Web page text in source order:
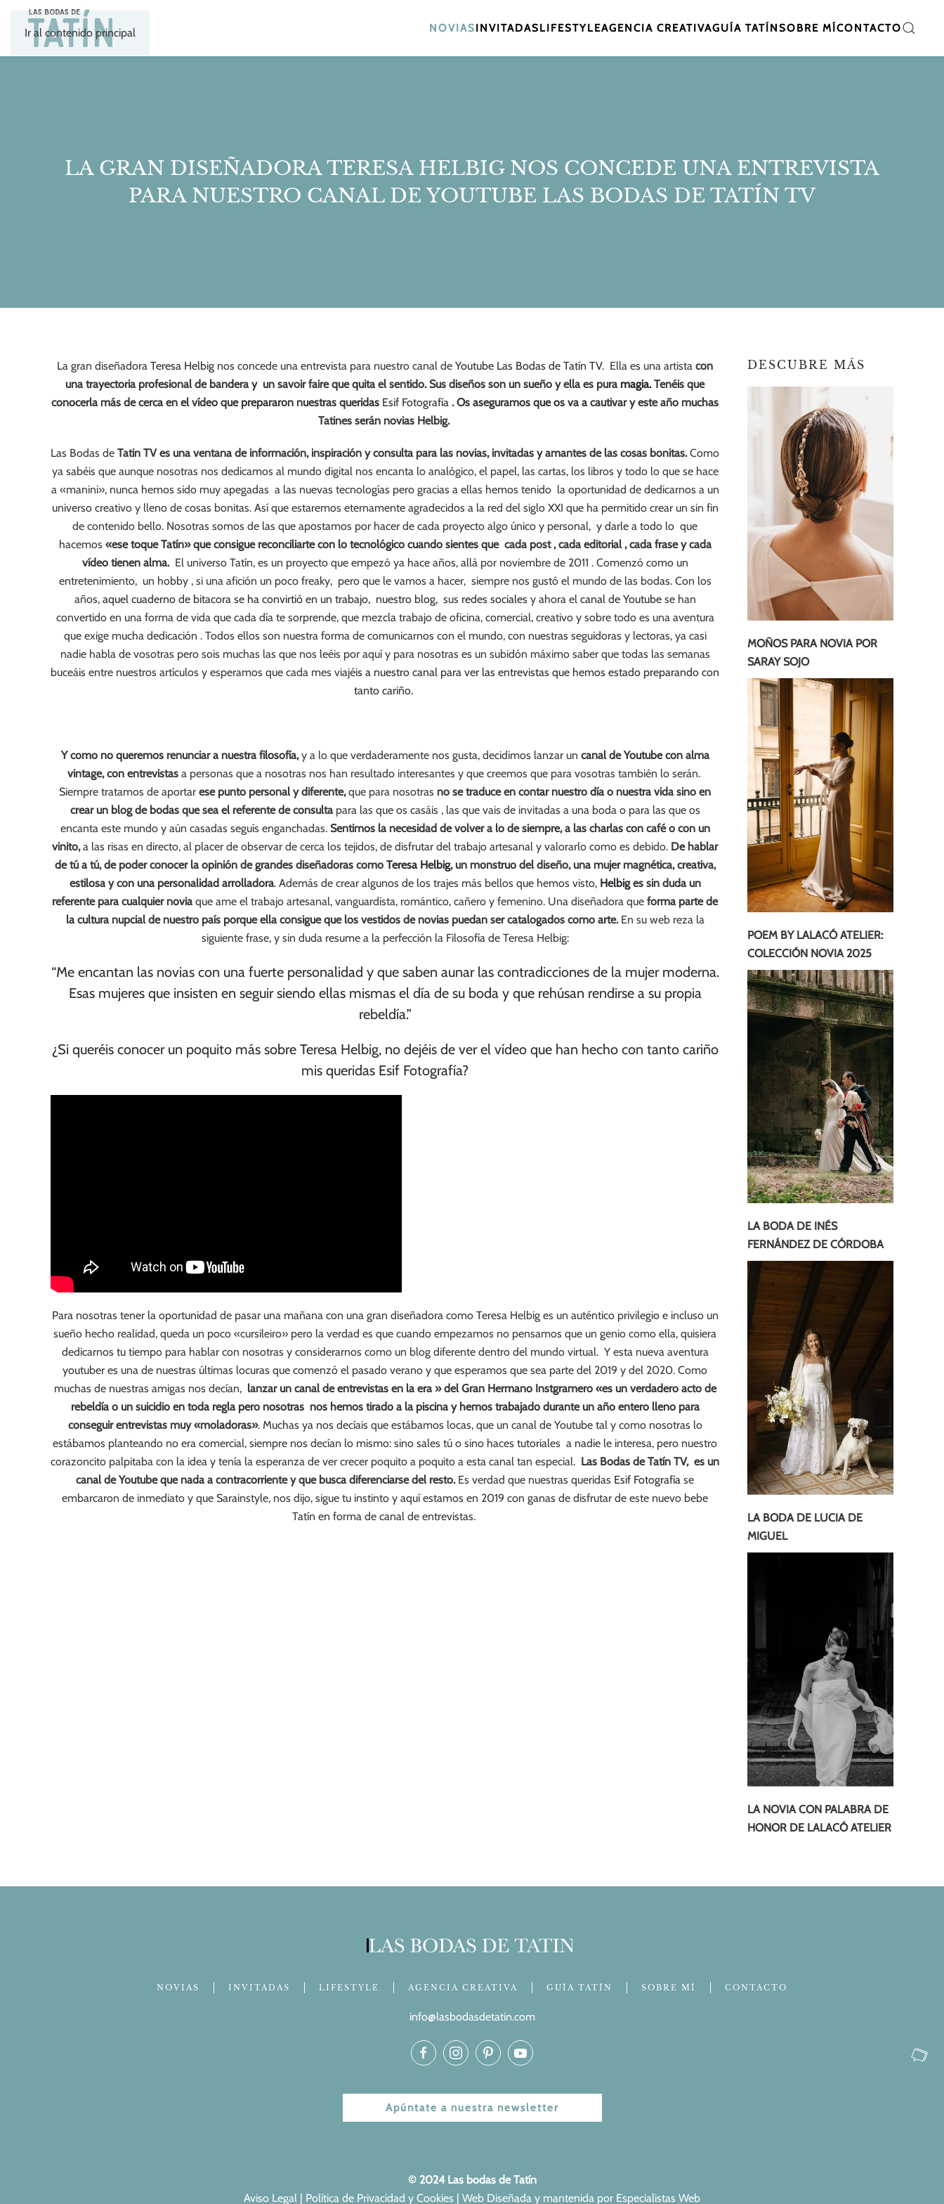
Ir al contenido principal NOVIASINVITADASLIFESTYLEAGENCIA CREATIVAGUÍA TATÍNSOBRE MÍCONTACTO
LA GRAN DISEÑADORA TERESA HELBIG NOS CONCEDE UNA ENTREVISTA
PARA NUESTRO CANAL DE YOUTUBE LAS BODAS DE TATÍN TV
La gran diseñadora Teresa Helbig nos concede una entrevista para nuestro canal de Youtube Las Bodas de Tatín TV. Ella es una artista con
una trayectoria profesional de bandera y un savoir faire que quita el sentido. Sus diseños son un sueño y ella es pura magia.Tenéis que
conocerla más de cerca en el vídeo que prepararon nuestras queridas Esif Fotografía . Os aseguramos que os va a cautivary este año muchas
Tatines serán novias Helbig.
Las Bodas de Tatin TV es una ventana de información, inspiración y consulta para las novias, invitadas y amantes de las cosas bonitas.Como
ya sabéis que aunque nosotras nos dedicamos al mundo digital nos encanta lo analógico, el papel, las cartas, los libros y todo lo que se hace
a «manini», nunca hemos sido muy apegadas a las nuevas tecnologías pero gracias a ellas hemos tenido la oportunidad de dedicarnos a un
universo creativo y lleno de cosas bonitas. Así que estaremos eternamente agradecidos a la red del siglo XXI que ha permitido crear un sin fin
de contenido bello. Nosotras somos de las que apostamos por hacer de cada proyecto algo único y personal, y darle a todo lo que
hacemos «ese toque Tatín» que consigue reconciliarte con lo tecnológico cuando sientes que cada post , cada editorial , cada frase y cada
vídeo tienen alma.El universo Tatín, es un proyecto que empezó ya hace años, allá por noviembre de 2011 . Comenzó como un
entretenimiento, un hobby , si una afición un poco freaky, pero que le vamos a hacer, siempre nos gustó el mundo de las bodas. Con los
años, aquel cuaderno de bitacora se ha convirtió en un trabajo, nuestro blog, sus redes sociales y ahora el canal de Youtubese han
convertido en una forma de vida que cada día te sorprende, que mezcla trabajo de oficina, comercial, creativo y sobre todo es una aventura
que exige mucha dedicación . Todos ellos son nuestra forma de comunicarnos con el mundo, con nuestras seguidoras y lectoras, ya casi
nadie habla de vosotras pero sois muchas las que nos leéis por aquí y para nosotras es un subidón máximo saber que todas las semanas
buceáis entre nuestros artículos y esperamos que cada mes viajéis a nuestro canal para ver las entrevistas que hemos estado preparando con
tanto cariño.
Y como no queremos renunciar a nuestra filosofía,y a lo que verdaderamente nos gusta, decidimos lanzar un canal de Youtube con alma
vintage, con entrevistasa personas que a nosotras nos han resultado interesantes y que creemos que para vosotras también lo serán.
Siempre tratamos de aportar ese punto personal y diferente,que para nosotras no se traduce en contar nuestro día o nuestra vida sino en
crear un blog de bodas que sea el referente de consultapara las que os casáis , las que vais de invitadas a una boda o para las que os
encanta este mundo y aún casadas seguís enganchadas. Sentimos la necesidad de volver a lo de siempre, a las charlas con café o con un
vinito,a las risas en directo, al placer de observar de cerca los tejidos, de disfrutar del trabajo artesanal y valorarlo como es debido. De hablar
de tú a tú, de poder conocer la opinión de grandes diseñadoras como Teresa Helbig, un monstruo del diseño, una mujer magnética, creativa,
estilosa y con una personalidad arrolladora. Además de crear algunos de los trajes más bellos que hemos visto, Helbiges sin duda un
referente para cualquier noviaque ame el trabajo artesanal, vanguardista, romántico, cañero y femenino. Una diseñadora que forma parte de
la cultura nupcial de nuestro país porque ella consigue que los vestidos de novias puedan ser catalogados como arte. En su web reza la
siguiente frase, y sin duda resume a la perfección la Filosofía de Teresa Helbig:
“Me encantan las novias con una fuerte personalidad y que saben aunar las contradicciones de la mujer moderna.
Esas mujeres que insisten en seguir siendo ellas mismas el día de su boda y que rehúsan rendirse a su propia
rebeldía.”
¿Si queréis conocer un poquito más sobre Teresa Helbig, no dejéis de ver el vídeo que han hecho con tanto cariño
mis queridas Esif Fotografía?
Para nosotras tener la oportunidad de pasar una mañana con una gran diseñadora como Teresa Helbig es un auténtico privilegio e incluso un
sueño hecho realidad, queda un poco «cursileiro» pero la verdad es que cuando empezamos no pensamos que un genio como ella, quisiera
dedicarnos tu tiempo para hablar con nosotras y considerarnos como un blog diferente dentro del mundo virtual. Y esta nueva aventura
youtuber es una de nuestras últimas locuras que comenzó el pasado verano y que esperamos que sea parte del 2019 y del 2020. Como
muchas de nuestras amigas nos decían, lanzar un canal de entrevistas en la era » del Gran Hermano Instgramero «es un verdadero acto de
rebeldía o un suicidio en toda regla pero nosotras nos hemos tirado a la piscina y hemos trabajado durante un año entero lleno para
conseguir entrevistas muy «moladoras». Muchas ya nos decíais que estábamos locas, que un canal de Youtube tal y como nosotras lo
estábamos planteando no era comercial, siempre nos decían lo mismo: sino sales tú o sino haces tutoriales a nadie le interesa, pero nuestro
corazoncito palpitaba con la idea y tenía la esperanza de ver crecer poquito a poquito a esta canal tan especial. Las Bodas de Tatín TV, es un
canal de Youtube que nada a contracorriente y que busca diferenciarse del resto.Es verdad que nuestras queridas Esif Fotografía se
embarcaron de inmediato y que Sarainstyle, nos dijo, sigue tu instinto y aquí estamos en 2019 con ganas de disfrutar de este nuevo bebe
Tatín en forma de canal de entrevistas.
DESCUBRE MÁS
MOÑOS PARA NOVIA POR
SARAY SOJO
POEM BY LALACÓ ATELIER:
COLECCIÓN NOVIA 2025
LA BODA DE INÉS
FERNÁNDEZ DE CÓRDOBA
LA BODA DE LUCIA DE
MIGUEL
LA NOVIA CON PALABRA DE
HONOR DE LALACÓ ATELIER
NOVIAS INVITADAS LIFESTYLE AGENCIA CREATIVA GUÍA TATÍN SOBRE MÍ CONTACTO
info@lasbodasdetatin.com
Apúntate a nuestra newsletter
© 2024 Las bodas de Tatín
Aviso Legal | Política de Privacidad y Cookies | Web Diseñada y mantenida por Especialistas Web